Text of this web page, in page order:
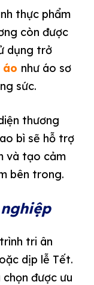
thực phẩm
còn được
dụng trở
áo như áo sơ
sức.
thương
bì sẽ hỗ trợ
và tạo cảm
bên trong.
tri ân
dịp lễ Tết.
được ưu